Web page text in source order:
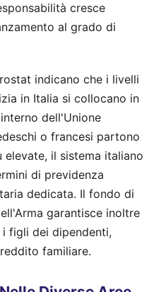
cresce
al grado di
indicano che i livelli
in Italia si collocano in
dell'Unione
o francesi partono
il sistema italiano
di previdenza
dedicata. Il fondo di
garantisce inoltre
figli dei dipendenti,
familiare.